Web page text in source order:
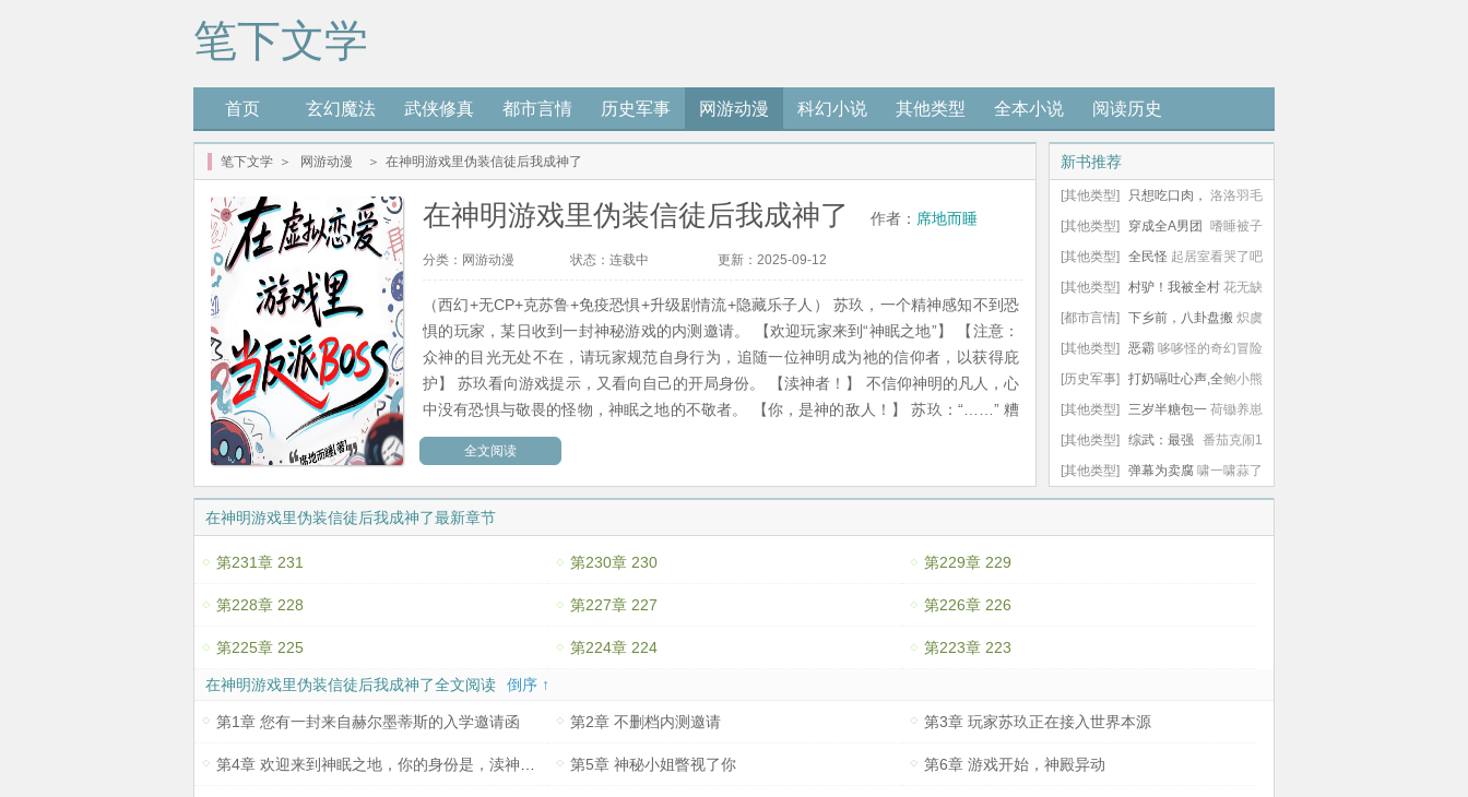
笔下文学
首页 玄幻魔法 武侠修真 都市言情 历史军事 网游动漫 科幻小说 其他类型 全本小说 阅读历史
笔下文学 ＞ 网游动漫 ＞ 在神明游戏里伪装信徒后我成神了
在神明游戏里伪装信徒后我成神了 作者： 席地而睡
分类： 网游动漫 状态： 连载中 更新： 2025-09-12
（西幻+无CP+克苏鲁+免疫恐惧+升级剧情流+隐藏乐子人） 苏玖，一个精神感知不到恐
惧的玩家，某日收到一封神秘游戏的内测邀请。 【欢迎玩家来到“神眠之地”】 【注意：
众神的目光无处不在，请玩家规范自身行为，追随一位神明成为祂的信仰者，以获得庇
护】 苏玖看向游戏提示，又看向自己的开局身份。 【渎神者！】 不信仰神明的凡人，心
中没有恐惧与敬畏的怪物，神眠之地的不敬者。 【你，是神的敌人！】 苏玖：“……” 糟
糕，我成反派了。 没逝，玩家自有妙计！ 克苏鲁，神？根本不带怕的。 - 什么？ 邪神信
徒献祭我？反手献了他。 九大神殿追杀我？伪装信徒打进敌人内部。 这游戏里的人材超
多，我超喜欢。 等等。 这是游戏吗？我怎么真成神了！ - 某日。 “这位朋友，加入众生
教吗？我主是众生的化身，万灵的母，此世黑暗无光，唯祂怜悯世人。” 信徒露出狂热笑
容：“朋友，加入我们，让众生的狂欢响彻世界！” “神眠已日久，我主当称王！” 苏玖看着
被塞进手里的传单。 ？她没说过这么狂的话！ 被诸神知道不要命了？ 可恶，这些人怎么
全文阅读
新书推荐
洛洛羽毛
[其他类型]
只想吃口肉，
非要让我考科举
嗜睡被子
[其他类型]
穿成全A男团
里的beta经纪人
起居室看哭了吧
[其他类型]
全民怪
兽觉醒：我开局觉醒芝顿！ 花无缺
[其他类型]
村驴！我被全村
姑娘曝光了
炽虞
[都市言情]
下乡前，八卦盘搬
空全家
哆哆怪的奇幻冒险
[其他类型]
恶霸
报警：九岁小孩有钢铁侠
鲍小熊
[历史军事]
打奶嗝吐心声,全
家炸了全京城
荷锄养崽
[其他类型]
三岁半糖包一
开口，全军区泪崩了
番茄克闹1
[其他类型]
综武：最强
说书人，林仙儿上门
啸一啸蒜了
[其他类型]
弹幕为卖腐
狂欢，但我是原女主
在神明游戏里伪装信徒后我成神了最新章节
第231章 231 第230章 230 第229章 229
第228章 228 第227章 227 第226章 226
第225章 225 第224章 224 第223章 223
在神明游戏里伪装信徒后我成神了全文阅读 倒序 ↑
第1章 您有一封来自赫尔墨蒂斯的入学邀请函 第2章 不删档内测邀请 第3章 玩家苏玖正在接入世界本源
第5章 神秘小姐瞥视了你 第6章 游戏开始，神殿异动